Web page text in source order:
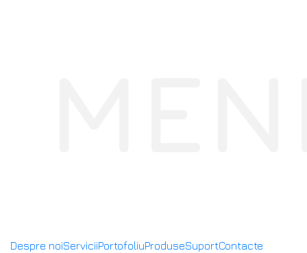
Despre noiServiciiPortofoliuProduseSuportContacte